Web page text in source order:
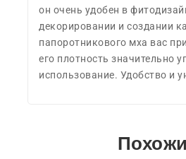
он очень удобен в
декорировании и создании
папоротникового мха вас
его плотность значительно
использование. Удобство и